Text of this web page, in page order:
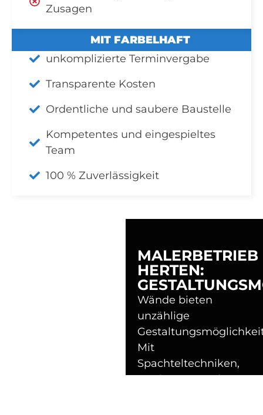
MIT FARBELHAFT
unkomplizierte Terminvergabe
Transparente Kosten
Ordentliche und saubere Baustelle
Kompetentes und eingespieltes
Team
100 % Zuverlässigkeit
Zusagen
MALERBETRIEB
HERTEN:
Wände bieten
unzählige
Mit
Spachteltechniken,
Strukturputz oder